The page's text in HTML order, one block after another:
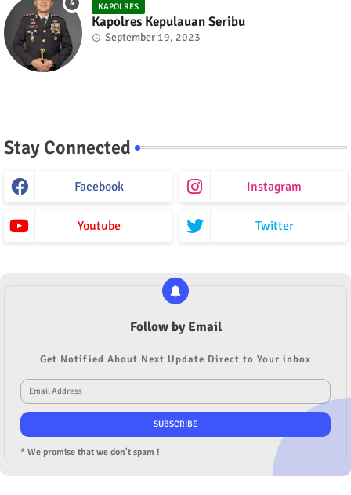
KAPOLRES
Kapolres Kepulauan Seribu
September 19, 2023
Stay Connected
Facebook Instagram
Youtube Twitter
Follow by Email
Get Notified About Next Update Direct to Your inbox
* We promise that we don't spam !